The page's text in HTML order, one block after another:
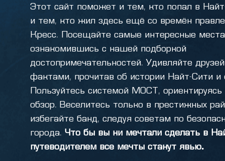
Этот сайт поможет и тем, кто попал в
и тем, кто жил здесь ещё со времён
Кресс. Посещайте самые интересные
ознакомившись с нашей подборкой
достопримечательностей. Удивляйте
фактами, прочитав об истории Найт-Сити и
Пользуйтесь системой МОСТ,
обзор. Веселитесь только в престижных
избегайте банд, следуя советам по
города. Что бы вы ни мечтали сделать в
путеводителем все мечты станут явью.